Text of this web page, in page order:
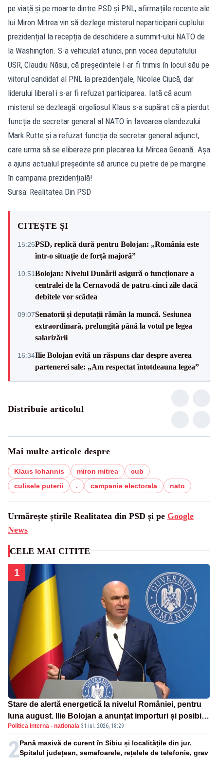
pe viață și pe moarte dintre PSD și PNL, afirmațiile recente ale
lui Miron Mitrea vin să dezlege misterul neparticiparii cuplului
prezidențial la recepția de deschidere a summit-ului NATO de
la Washington. S-a vehiculat atunci, prin vocea deputatului
USR, Claudiu Năsui, că președintele l-ar fi trimis în locul său pe
viitorul candidat al PNL la prezidențiale, Nicolae Ciucă, dar
liderului liberal i s-ar fi refuzat participarea. Iată că acum
misterul se dezleagă: orgoliosul Klaus s-a supărat că a pierdut
funcția de secretar general al NATO în favoarea olandezului
Mark Rutte și a refuzat funcția de secretar general adjunct,
care urma să se elibereze prin plecarea lui Mircea Geoană. Așa
a ajuns actualul președinte să arunce cu pietre de pe margine
în campania prezidențială!
Sursa: Realitatea Din PSD
CITEȘTE ȘI
15:26PSD, replică dură pentru Bolojan: „România este
într-o situație de forță majoră”
10:51Bolojan: Nivelul Dunării asigură o funcționare a
centralei de la Cernavodă de patru-cinci zile dacă
debitele vor scădea
09:07Senatorii și deputații rămân la muncă. Sesiunea
extraordinară, prelungită până la votul pe legea
salarizării
16:34Ilie Bolojan evită un răspuns clar despre averea
partenerei sale: „Am respectat întotdeauna legea”
Distribuie articolul
Mai multe articole despre
Klaus Iohannis miron mitrea
cub
culisele puterii
. campanie electorala nato
Urmărește știrile Realitatea din PSD și pe Google
News
CELE MAI CITITE
1
Stare de alertă energetică la nivelul României, pentru
luna august. Ilie Bolojan a anunțat importuri și posibile
restricții – VIDEO
Politica Interna - nationala·31 iul. 2026, 18:29
2Pană masivă de curent în Sibiu și localitățile din jur.
Spitalul județean, semafoarele, rețelele de telefonie, grav